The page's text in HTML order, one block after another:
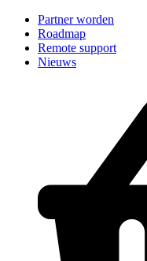
Partner worden
Roadmap
Remote support
Nieuws